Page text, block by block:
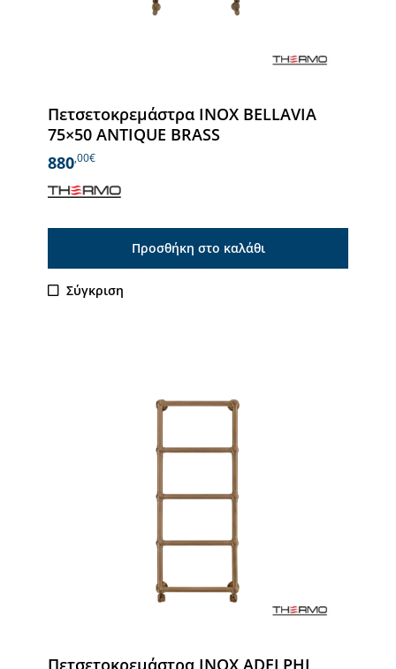
Πετσετοκρεμάστρα INOX BELLAVIA
75×50 ANTIQUE BRASS
880,00€
Προσθήκη στο καλάθι
Σύγκριση
Πετσετοκρεμάστρα INOX ADELPHI